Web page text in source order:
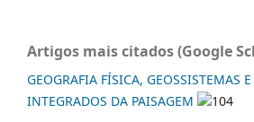
Artigos mais citados (Google
GEOGRAFIA FÍSICA, GEOSSISTEMAS
INTEGRADOS DA PAISAGEM
104